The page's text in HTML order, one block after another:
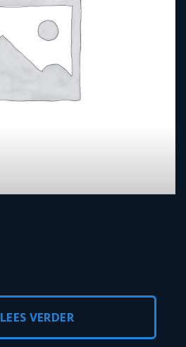
LEES VERDER